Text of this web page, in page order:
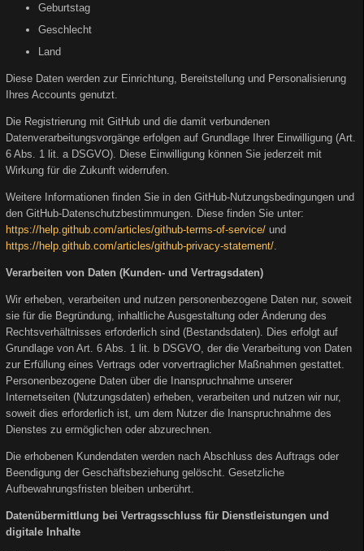
Geburtstag
Geschlecht
Land
Diese Daten werden zur Einrichtung, Bereitstellung und Personalisierung
Ihres Accounts genutzt.
Die Registrierung mit GitHub und die damit verbundenen
Datenverarbeitungsvorgänge erfolgen auf Grundlage Ihrer Einwilligung (Art.
6 Abs. 1 lit. a DSGVO). Diese Einwilligung können Sie jederzeit mit
Wirkung für die Zukunft widerrufen.
Weitere Informationen finden Sie in den GitHub-Nutzungsbedingungen und
den GitHub-Datenschutzbestimmungen. Diese finden Sie unter:
https://help.github.com/articles/github-terms-of-service/ und
https://help.github.com/articles/github-privacy-statement/.
Verarbeiten von Daten (Kunden- und Vertragsdaten)
Wir erheben, verarbeiten und nutzen personenbezogene Daten nur, soweit
sie für die Begründung, inhaltliche Ausgestaltung oder Änderung des
Rechtsverhältnisses erforderlich sind (Bestandsdaten). Dies erfolgt auf
Grundlage von Art. 6 Abs. 1 lit. b DSGVO, der die Verarbeitung von Daten
zur Erfüllung eines Vertrags oder vorvertraglicher Maßnahmen gestattet.
Personenbezogene Daten über die Inanspruchnahme unserer
Internetseiten (Nutzungsdaten) erheben, verarbeiten und nutzen wir nur,
soweit dies erforderlich ist, um dem Nutzer die Inanspruchnahme des
Dienstes zu ermöglichen oder abzurechnen.
Die erhobenen Kundendaten werden nach Abschluss des Auftrags oder
Beendigung der Geschäftsbeziehung gelöscht. Gesetzliche
Aufbewahrungsfristen bleiben unberührt.
Datenübermittlung bei Vertragsschluss für Dienstleistungen und
digitale Inhalte